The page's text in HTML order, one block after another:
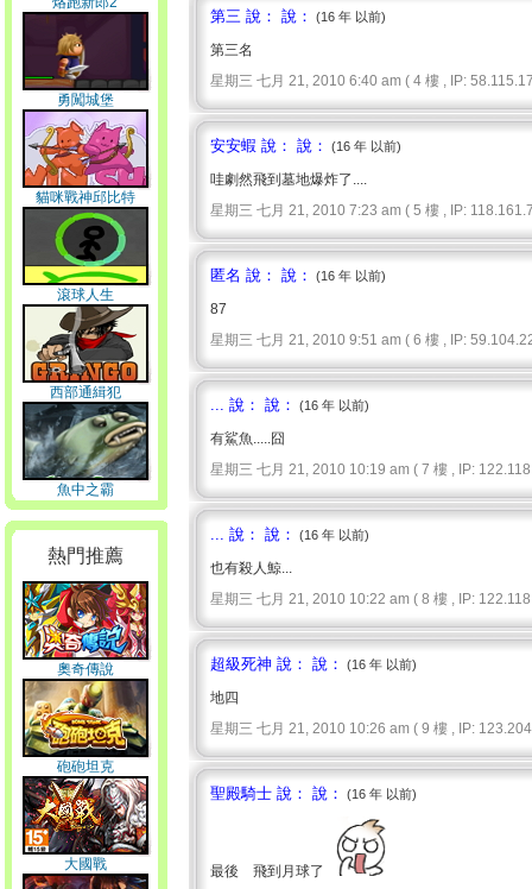
勇闖城堡
貓咪戰神邱比特
滾球人生
西部通緝犯
魚中之霸
熱門推薦
奧奇傳說
砲砲坦克
大國戰
第三 說： 說： (16 年 以前)
第三名
星期三 七月 21, 2010 6:40 am ( 4 樓 , IP:
安安蝦 說： 說： (16 年 以前)
哇劇然飛到墓地爆炸了....
星期三 七月 21, 2010 7:23 am ( 5 樓 , IP:
匿名 說： 說： (16 年 以前)
87
星期三 七月 21, 2010 9:51 am ( 6 樓 , IP:
... 說： 說： (16 年 以前)
有鯊魚.....囧
星期三 七月 21, 2010 10:19 am ( 7 樓 , IP:
... 說： 說： (16 年 以前)
也有殺人鯨...
星期三 七月 21, 2010 10:22 am ( 8 樓 , IP:
超級死神 說： 說： (16 年 以前)
地四
星期三 七月 21, 2010 10:26 am ( 9 樓 , IP:
聖殿騎士 說： 說： (16 年 以前)
最後 飛到月球了